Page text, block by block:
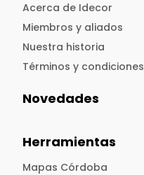
Acerca de Idecor
Miembros y aliados
Nuestra historia
Términos y condiciones
Novedades
Herramientas
Mapas Córdoba